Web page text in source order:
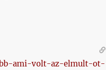
ami-volt-az-elmult-ot-